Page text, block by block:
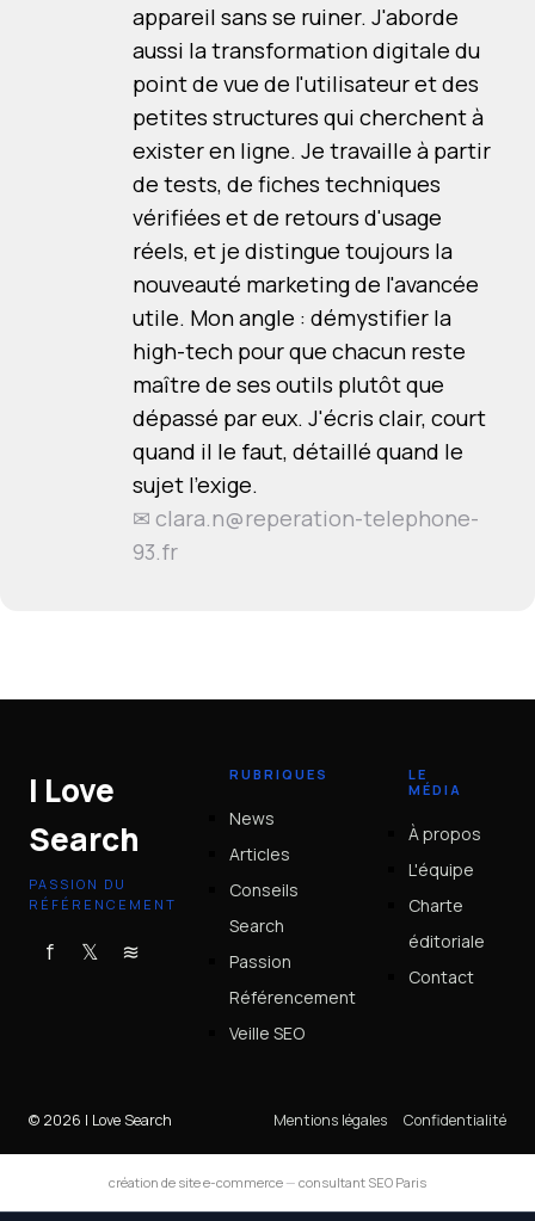
appareil sans se ruiner. J'aborde
aussi la transformation digitale du
point de vue de l'utilisateur et des
petites structures qui cherchent à
exister en ligne. Je travaille à partir
de tests, de fiches techniques
vérifiées et de retours d'usage
réels, et je distingue toujours la
nouveauté marketing de l'avancée
utile. Mon angle : démystifier la
high-tech pour que chacun reste
maître de ses outils plutôt que
dépassé par eux. J'écris clair, court
quand il le faut, détaillé quand le
sujet l'exige.
✉ clara.n@reperation-telephone-
93.fr
I Love
Search
PASSION DU
RÉFÉRENCEMENT
f 𝕏 ≋
RUBRIQUES
News
Articles
Conseils
Search
Passion
Référencement
Veille SEO
LE
MÉDIA
À propos
L'équipe
Charte
éditoriale
Contact
© 2026 I Love Search Mentions légales Confidentialité
création de site e-commerce — consultant SEO Paris